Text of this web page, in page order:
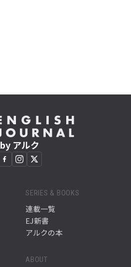
by アルク
SERIES & BOOKS
連載一覧
EJ新書
アルクの本
ABOUT